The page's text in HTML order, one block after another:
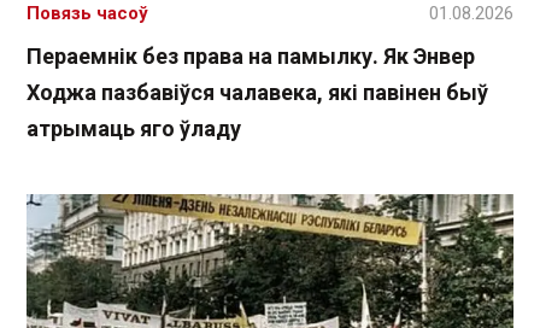
Пераемнік без права на памылку. Як Энвер
Ходжа пазбавіўся чалавека, які павінен быў
атрымаць яго ўладу
Повязь часоў 01.08.2026